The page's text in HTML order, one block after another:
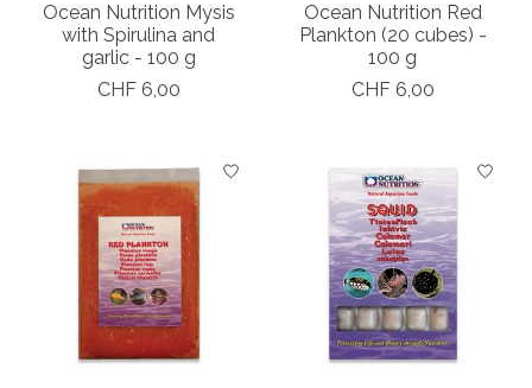
Ocean Nutrition Mysis
with Spirulina and
garlic - 100 g
CHF 6,00
Ocean Nutrition Red
Plankton (20 cubes) -
100 g
CHF 6,00